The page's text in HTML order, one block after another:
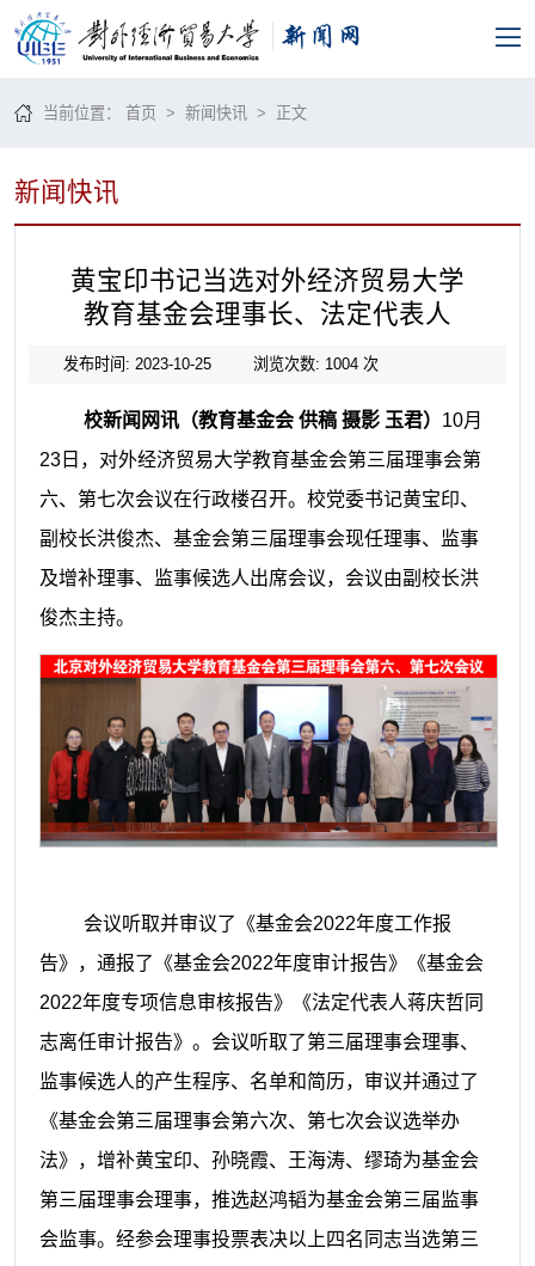
当前位置：首页 >新闻快讯 > 正文
新闻快讯
黄宝印书记当选对外经济贸易大学
教育基金会理事长、法定代表人
发布时间: 2023-10-25 浏览次数: 1004次
校新闻网讯（教育基金会 供稿 摄影 玉君） 10月
23日，对外经济贸易大学教育基金会第三届理事会第
六、第七次会议在行政楼召开。 校党委书记黄宝印、
副校长洪俊杰、基金会第三届理事会现任理事、监事
及增补理事、监事候选人出席会议，会议由副校长洪
俊杰主持。
会议听取并审议了《基金会2022年度工作报
告》，通报了《基金会2022年度审计报告》《基金会
2022年度专项信息审核报告》《法定代表人蒋庆哲同
志离任审计报告》。会议听取了第三届理事会理事、
监事候选人的产生程序、名单和简历，审议并通过了
《基金会第三届理事会第六次、第七次会议选举办
法》， 增补黄宝印、 孙晓霞、 王海涛、 缪琦为基金会
第三届理事会理事，推选赵鸿韬为基金会第三届监事
会监事。经参会理事投票表决以上四名同志当选第三